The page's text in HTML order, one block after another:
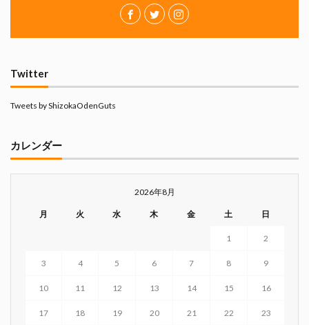
Twitter
Tweets by ShizokaOdenGuts
カレンダー
2026年8月
月 火 水 木 金 土 日
1 2
3 4 5 6 7 8 9
10 11 12 13 14 15 16
17 18 19 20 21 22 23